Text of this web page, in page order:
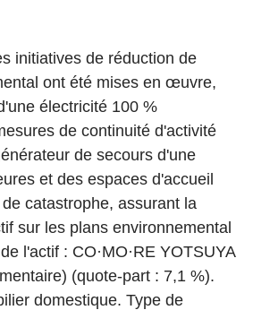
initiatives de réduction de
ont été mises en œuvre,
électricité 100 %
de continuité d'activité
de secours d'une
et des espaces d'accueil
catastrophe, assurant la
sur les plans environnemental
l'actif : CO·MO·RE YOTSUYA
(quote-part : 7,1 %).
domestique. Type de